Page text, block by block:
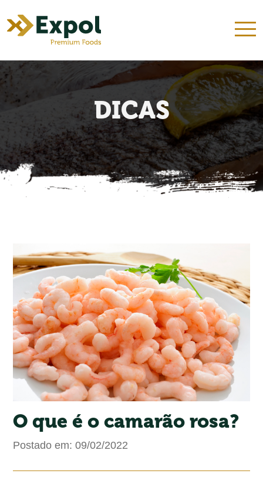
QUEM SOMOS NOSSOS KITS
DICAS
DICAS
O que é o camarão rosa?
Postado em: 09/02/2022